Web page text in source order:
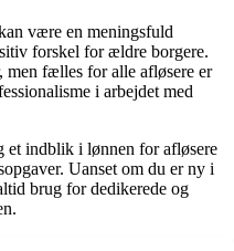
være en meningsfuld
forskel for ældre borgere.
men fælles for alle afløsere er
i arbejdet med
et indblik i lønnen for afløsere
Uanset om du er ny i
brug for dedikerede og